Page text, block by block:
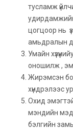
тусламж
цогцоор нь
амьдралын
Умайн
оношилж ,
Жирэмсэн
хүндрэлээс
Охид
мэндийн
бэлгийн